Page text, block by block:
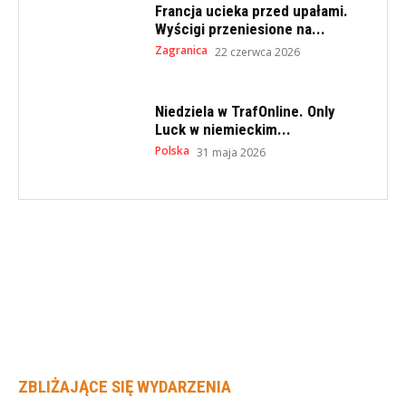
Francja ucieka przed upałami.
Wyścigi przeniesione na...
Zagranica 22 czerwca 2026
Niedziela w TrafOnline. Only
Luck w niemieckim...
Polska 31 maja 2026
ZBLIŻAJĄCE SIĘ WYDARZENIA